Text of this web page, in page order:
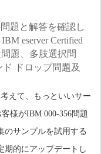
題と解答を確認し
eserver Certified
題、多肢選択問
ドロップ問題及
えて、もっといいサー
様がIBM 000-356問題
のサンプルを試用する
期的にアップデートし